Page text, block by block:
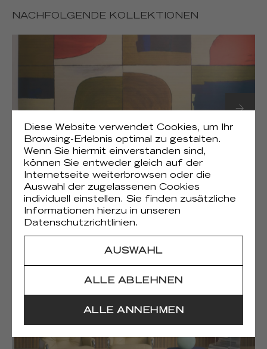
NACHFOLGENDE KOLLEKTIONEN
Liberté chromatique (1)
Diese Website verwendet Cookies, um Ihr
Browsing-Erlebnis optimal zu gestalten.
Wenn Sie hiermit einverstanden sind,
können Sie entweder gleich auf der
Internetseite weiterbrowsen oder die
Auswahl der zugelassenen Cookies
individuell einstellen. Sie finden zusätzliche
Informationen hierzu in unseren
Datenschutzrichtlinien.
AUSWAHL
ALLE ABLEHNEN
ALLE ANNEHMEN